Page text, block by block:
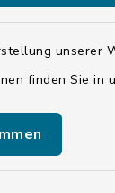
unserer
finden Sie in
12.00 Uhr